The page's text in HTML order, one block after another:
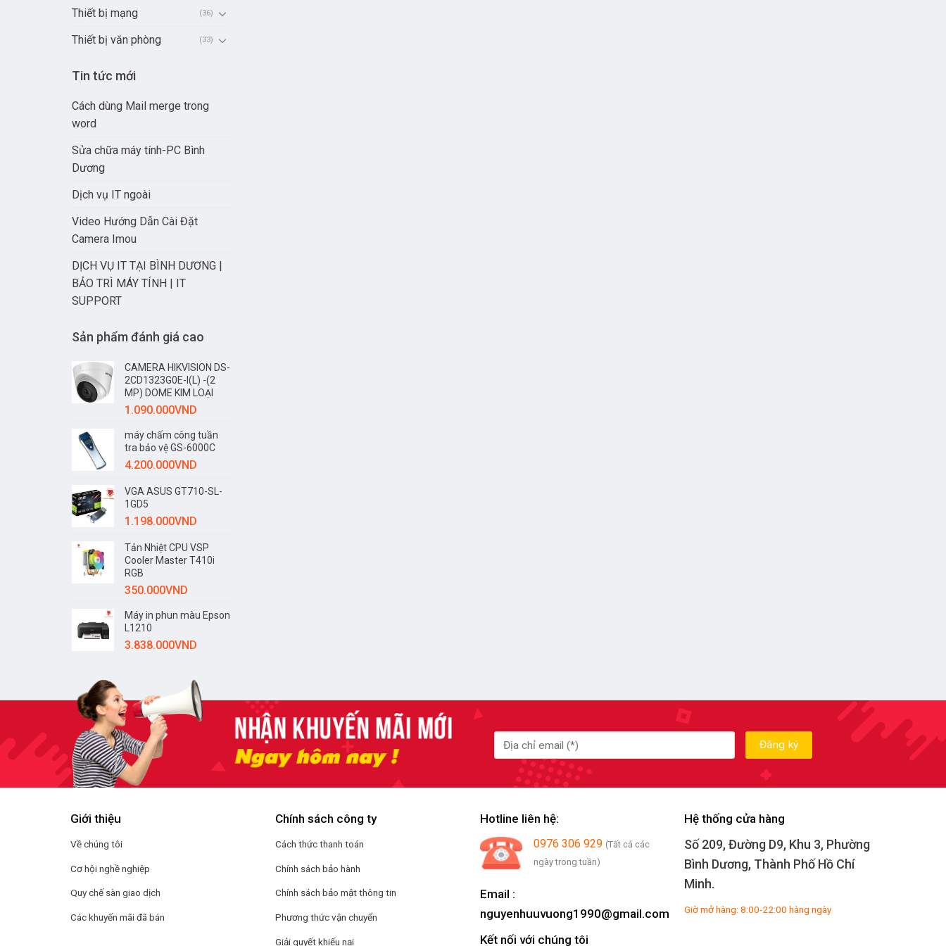
Thiết bị mạng (36)
Thiết bị văn phòng (33)
Tin tức mới
Cách dùng Mail merge trong
word
Sửa chữa máy tính-PC Bình
Dương
Dịch vụ IT ngoài
Video Hướng Dẫn Cài Đặt
Camera Imou
DỊCH VỤ IT TẠI BÌNH DƯƠNG |
BẢO TRÌ MÁY TÍNH | IT
SUPPORT
Sản phẩm đánh giá cao
CAMERA HIKVISION DS-
2CD1323G0E-I(L) -(2
MP) DOME KIM LOẠI
1.090.000VND
máy chấm công tuần
tra bảo vệ GS-6000C
4.200.000VND
VGA ASUS GT710-SL-
1GD5
1.198.000VND
Tản Nhiệt CPU VSP
Cooler Master T410i
RGB
350.000VND
Máy in phun màu Epson
L1210
3.838.000VND
Giới thiệu
Về chúng tôi
Cơ hội nghề nghiệp
Quy chế sàn giao dịch
Các khuyến mãi đã bán
Chính sách công ty
Cách thức thanh toán
Chính sách bảo hành
Chính sách bảo mật thông tin
Phương thức vận chuyển
Giải quyết khiếu nại
Hotline liên hệ:
0976 306 929 (Tất cả các
ngày trong tuần)
Email :
nguyenhuuvuong1990@gmail.com
Kết nối với chúng tôi
Hệ thống cửa hàng
Số 209, Đường D9, Khu 3, Phường
Bình Dương, Thành Phố Hồ Chí
Minh.
Giờ mở hàng: 8:00-22:00 hàng ngày